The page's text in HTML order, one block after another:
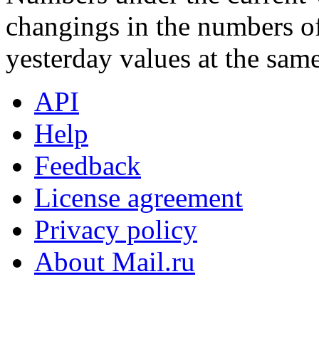
changings in the numbers
yesterday values at the
API
Help
Feedback
License agreement
Privacy policy
About Mail.ru